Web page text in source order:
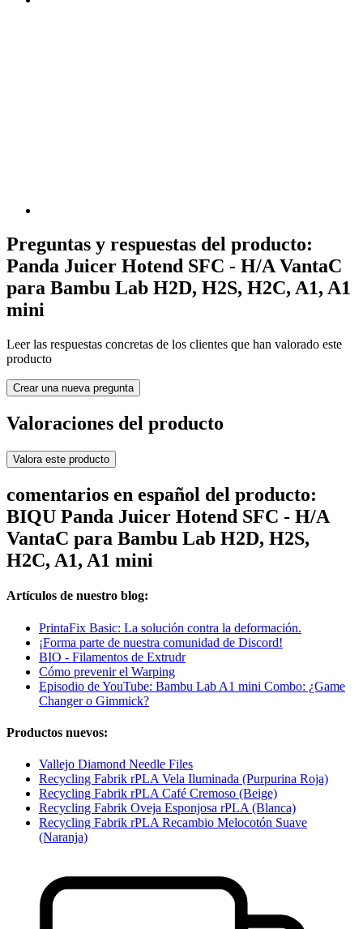
Preguntas y respuestas del producto:
Panda Juicer Hotend SFC - H/A VantaC
para Bambu Lab H2D, H2S, H2C, A1, A1
mini
Leer las respuestas concretas de los clientes que han valorado este
producto
Crear una nueva pregunta
Valoraciones del producto
Valora este producto
comentarios en español del producto:
BIQU Panda Juicer Hotend SFC - H/A
VantaC para Bambu Lab H2D, H2S,
H2C, A1, A1 mini
Artículos de nuestro blog:
PrintaFix Basic: La solución contra la deformación.
¡Forma parte de nuestra comunidad de Discord!
BIO - Filamentos de Extrudr
Cómo prevenir el Warping
Episodio de YouTube: Bambu Lab A1 mini Combo: ¿Game
Changer o Gimmick?
Productos nuevos:
Vallejo Diamond Needle Files
Recycling Fabrik rPLA Vela Iluminada (Purpurina Roja)
Recycling Fabrik rPLA Café Cremoso (Beige)
Recycling Fabrik Oveja Esponjosa rPLA (Blanca)
Recycling Fabrik rPLA Recambio Melocotón Suave
(Naranja)